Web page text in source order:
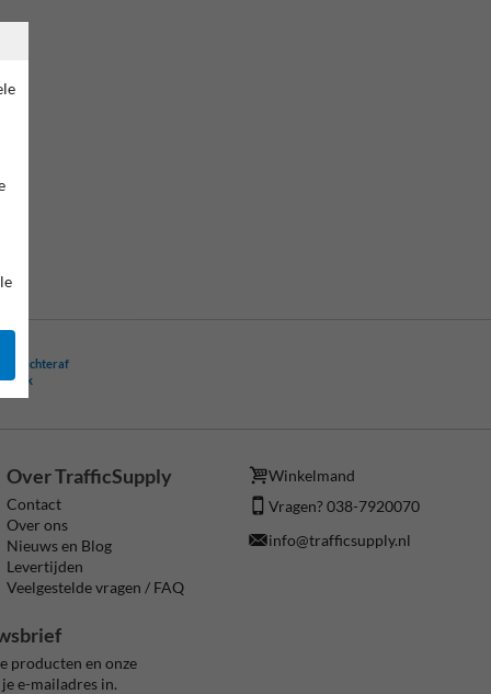
achteraf
Over TrafficSupply
Contact
Over ons
Nieuws en Blog
Levertijden
Veelgestelde vragen / FAQ
Winkelmand
Vragen? 038-7920070
info@trafficsupply.nl
producten en onze
e-mailadres in.